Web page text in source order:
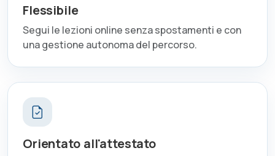
Flessibile
Segui le lezioni online senza spostamenti e con
una gestione autonoma del percorso.
Orientato all'attestato